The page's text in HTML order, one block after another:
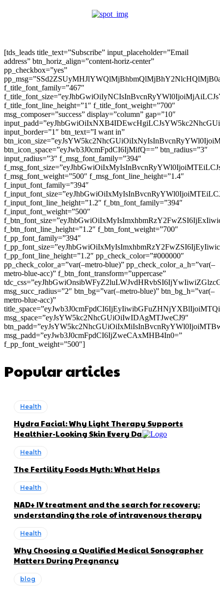
[tds_leads title_text=”Subscribe” input_placeholder=”Email
address” btn_horiz_align=”content-horiz-center”
pp_checkbox=”yes”
f_title_font_family=”467″
f_title_font_line_height=”1″ f_title_font_weight=”700″
msg_composer=”success” display=”column” gap=”10″
input_border=”1″ btn_text=”I want in”
btn_icon_space=”eyJwb3J0cmFpdCI6IjMifQ==” btn_radius=”3″
input_radius=”3″ f_msg_font_family=”394″
f_msg_font_weight=”500″ f_msg_font_line_height=”1.4″
f_input_font_family=”394″
f_input_font_line_height=”1.2″ f_btn_font_family=”394″
f_input_font_weight=”500″
f_btn_font_line_height=”1.2″ f_btn_font_weight=”700″
f_pp_font_family=”394″
f_pp_font_line_height=”1.2″ pp_check_color=”#000000″
pp_check_color_a=”var(–metro-blue)” pp_check_color_a_h=”var(–
metro-blue-acc)” f_btn_font_transform=”uppercase”
msg_succ_radius=”2″ btn_bg=”var(–metro-blue)” btn_bg_h=”var(–
metro-blue-acc)”
msg_space=”eyJsYW5kc2NhcGUiOiIwIDAgMTJweCJ9″
msg_padd=”eyJwb3J0cmFpdCI6IjZweCAxMHB4In0=”
f_pp_font_weight=”500″]
Popular articles
Health
Hydra Facial: Why Light Therapy Supports
Healthier-Looking Skin Every Day
Health
The Fertility Foods Myth: What Helps
Health
NAD+ IV treatment and the search for recovery:
understanding the role of intravenous therapy
Health
Why Choosing a Qualified Medical Sonographer
Matters During Pregnancy
blog